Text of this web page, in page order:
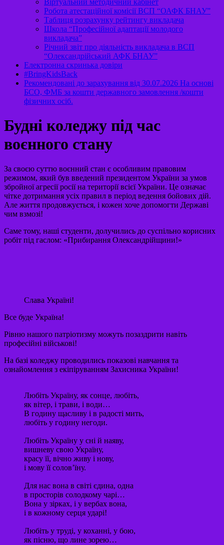
Робота атестаційної комісії ВСП “ОАФК БНАУ”
Таблиця розрахунку рейтингу викладача
Школа “Професійної адаптації молодого
викладача”
Річний звіт про діяльність викладача в ВСП
“Олександрійський АФК БНАУ”
Електронна скринька довіри
#BringKidsBack
Рекомендовані до зарахування від 30.07.2026 На основі
БСО, ФМБ за кошти державного замовлення /кошти
фізичних осіб.
Будні коледжу під час
воєнного стану
За своєю суттю воєнний стан є особливим правовим
режимом, який був введений президентом України за умов
збройної агресії росії на території всієї України. Це означає
чітке дотримання усіх правил в період ведення бойових дій.
Але життя продовжується, і кожен хоче допомогти Державі
чим взмозі!
Саме тому, наші студенти, долучились до суспільно корисних
робіт під гаслом: «Прибирання Олександрійщини!»
Слава Україні!
Все буде Україна!
Рівню нашого патріотизму можуть позаздрити навіть
професійні військові!
На базі коледжу проводились показові навчання та
ознайомлення з екіпіруванням Захисника України!
Любіть Україну, як сонце, любіть,
як вітер, і трави, і води…
В годину щасливу і в радості мить,
любіть у годину негоди.
Любіть Україну у сні й наяву,
вишневу свою Україну,
красу її, вічно живу і нову,
і мову її солов’їну.
Для нас вона в світі єдина, одна
в просторів солодкому чарі…
Вона у зірках, і у вербах вона,
і в кожному серця ударі!
Любіть у труді, у коханні, у бою,
як пісню, що лине зорею…